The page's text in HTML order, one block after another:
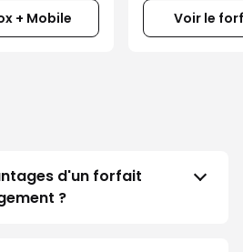
+ Mobile Voir le
d'un forfait
?